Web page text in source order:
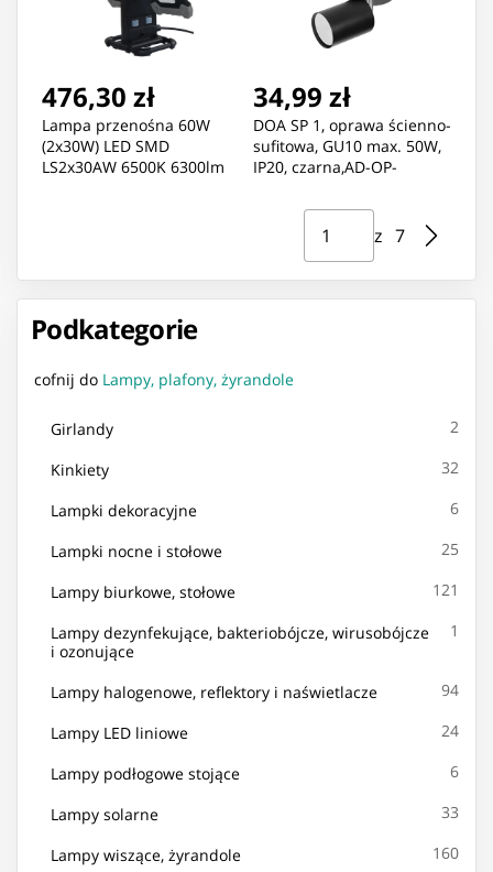
Podkategorie
cofnij do Lampy, plafony, żyrandole
Girlandy 2
Kinkiety 32
Lampki dekoracyjne 6
Lampki nocne i stołowe 25
Lampy biurkowe, stołowe 121
Lampy dezynfekujące, bakteriobójcze, wirusobójcze
i ozonujące
1
Lampy halogenowe, reflektory i naświetlacze 94
Lampy LED liniowe 24
Lampy podłogowe stojące 6
Lampy solarne 33
Lampy wiszące, żyrandole 160
476,30 zł
Lampa przenośna 60W
(2x30W) LED SMD
LS2x30AW 6500K 6300lm
34,99 zł
DOA SP 1, oprawa ścienno-
sufitowa, GU10 max. 50W,
IP20, czarna,AD-OP-
Strona ⁨1⁩ z ⁨7⁩
z ⁨7⁩
Przejdź do strony